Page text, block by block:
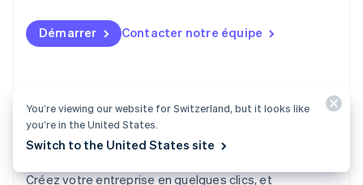
Démarrer Contacter notre équipe
Atlas
Créez votre entreprise en quelques clics, et
English简体中文
Malte
Norvège
English
English
You’re viewing our website for Switzerland, but it looks like
you’re in the United States.
Switch to the United States site